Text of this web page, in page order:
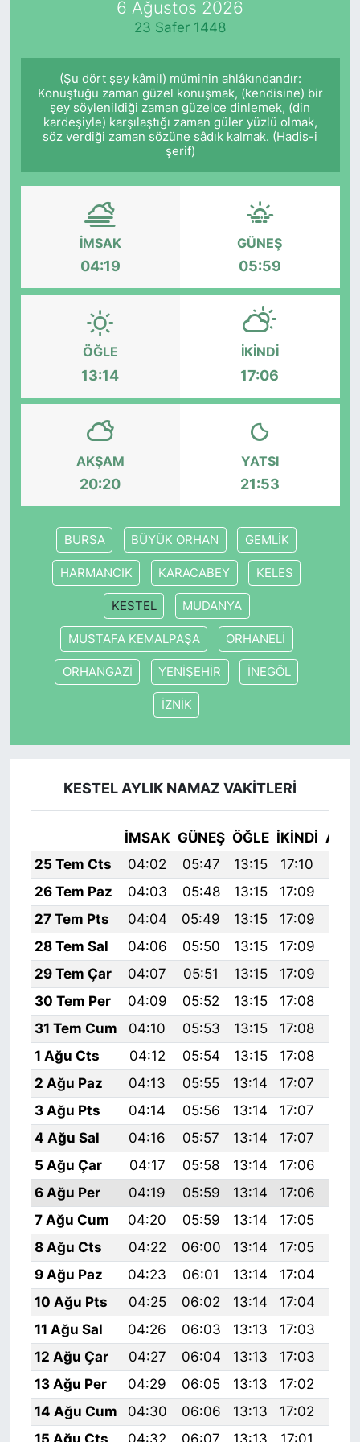
6 Ağustos 2026
23 Safer 1448
(Şu dört şey kâmil) müminin ahlâkındandır:
Konuştuğu zaman güzel konuşmak, (kendisine) bir
şey söylenildiği zaman güzelce dinlemek, (din
kardeşiyle) karşılaştığı zaman güler yüzlü olmak,
söz verdiği zaman sözüne sâdık kalmak. (Hadis-i
şerif)
İMSAK
04:19
GÜNEŞ
05:59
ÖĞLE
13:14
İKINDI
17:06
AKŞAM
20:20
YATSI
21:53
BURSA BÜYÜK ORHAN GEMLİK
HARMANCIK KARACABEY KELES
KESTEL MUDANYA
MUSTAFA KEMALPAŞA ORHANELİ
ORHANGAZİ YENİŞEHİR İNEGÖL
İZNİK
KESTEL AYLIK NAMAZ VAKITLERI
İMSAK GÜNEŞ ÖĞLE İKINDI
25 Tem Cts
04:02 05:47 13:15 17:10
26 Tem Paz
04:03 05:48 13:15 17:09
27 Tem Pts
04:04 05:49 13:15 17:09
28 Tem Sal
04:06 05:50 13:15 17:09
29 Tem Çar
04:07 05:51 13:15 17:09
30 Tem Per
04:09 05:52 13:15 17:08
31 Tem Cum
04:10 05:53 13:15 17:08
1 Ağu Cts
04:12 05:54 13:15 17:08
2 Ağu Paz
04:13 05:55 13:14 17:07
3 Ağu Pts
04:14 05:56 13:14 17:07
4 Ağu Sal
04:16 05:57 13:14 17:07
5 Ağu Çar
04:17 05:58 13:14 17:06
6 Ağu Per
04:19 05:59 13:14 17:06
7 Ağu Cum
04:20 05:59 13:14 17:05
8 Ağu Cts
04:22 06:00 13:14 17:05
9 Ağu Paz
04:23 06:01 13:14 17:04
10 Ağu Pts
04:25 06:02 13:14 17:04
11 Ağu Sal
04:26 06:03 13:13 17:03
12 Ağu Çar
04:27 06:04 13:13 17:03
13 Ağu Per
04:29 06:05 13:13 17:02
14 Ağu Cum
04:30 06:06 13:13 17:02
15 Ağu Cts
04:32 06:07 13:13 17:01
KÖŞE YAZILARI
KÖŞE YAZILARI (Arşiv)
KÜLTÜR SANAT
SAĞLIK
SARIYER HABERLERİ
SARIYER İMAR BARIŞI
SEKTÖR
SİYASET
SON DAKİKA HABERİ
SPOR
TÜRKİYE VE DÜNYA GÜNDEMİ
VİDEO GALERİ
YAŞAM